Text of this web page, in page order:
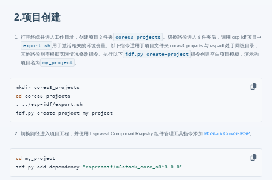
2.项目创建
打开终端并进入工作目录，创建项目文件夹 cores3_projects
。切换路径进入文件夹后，调用 esp-idf 项目中
export.sh 用于激活相关的环境变量。以下指令适用于项目文件夹 cores3_projects 与 esp-idf 处于同级目录，
其他路径则需根据实际情况修改指令。执行以下 idf.py create-project 指令创建空白项目模板，演示的
项目名为 my_project
cd cores3_projects
. ../esp-idf/export.sh
idf.py create-project my_project
切换路径进入项目工程，并使用 Espressif Component Registry 组件管理工具指令添加M5Stack CoreS3 BSP
cd my_project
idf.py add-dependency "espressif/m5stack_core_s3^3.0.0"